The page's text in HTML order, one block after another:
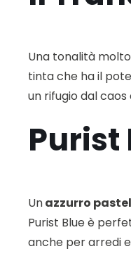
Una tonalità
tinta che ha il
un rifugio dal
Purist
Unazzurro
Purist Blue è
anche per arredi